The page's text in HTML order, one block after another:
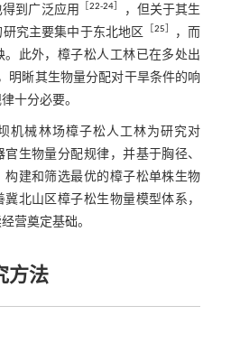
到广泛应用
［22-24
，但关于其生
究主要集中于东北地区
25
，而
。此外，樟子松人工林已在多处出
明晰其生物量分配对干旱条件的响
十分必要。
机械林场樟子松人工林为研究对
生物量分配规律，并基于胸径、
构建和筛选最优的樟子松单株生物
北山区樟子松生物量模型体系，
营奠定基础。
方法